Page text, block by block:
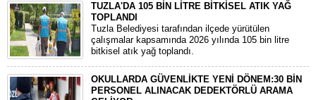
TUZLA'DA 105 BİN LİTRE BİTKİSEL ATIK YAĞ
TOPLANDI
Tuzla Belediyesi tarafından ilçede yürütülen
çalışmalar kapsamında 2026 yılında 105 bin litre
bitkisel atık yağ toplandı.
OKULLARDA GÜVENLİKTE YENİ DÖNEM:30 BİN
PERSONEL ALINACAK DEDEKTÖRLÜ ARAMA